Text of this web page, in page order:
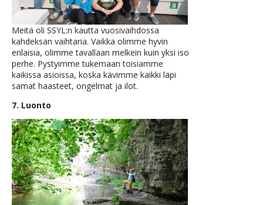
Meitä oli SSYL:n kautta vuosivaihdossa
kahdeksan vaihtaria. Vaikka olimme hyvin
erilaisia, olimme tavallaan melkein kuin yksi iso
perhe. Pystyimme tukemaan toisiamme
kaikissa asioissa, koska kävimme kaikki läpi
samat haasteet, ongelmat ja ilot.
7. Luonto